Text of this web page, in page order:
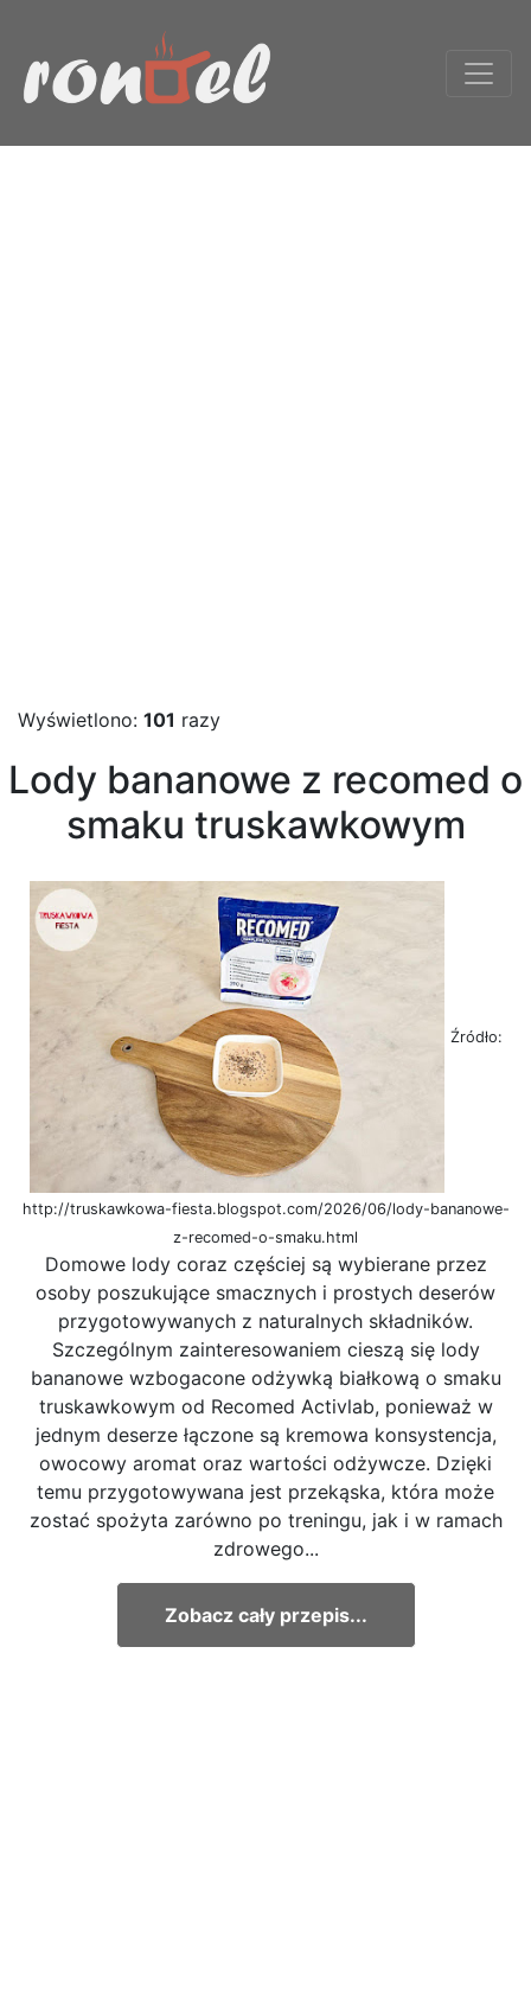
Wyświetlono: 101 razy
Lody bananowe z recomed o
smaku truskawkowym
Źródło:
http://truskawkowa-fiesta.blogspot.com/2026/06/lody-bananowe-
z-recomed-o-smaku.html
Domowe lody coraz częściej są wybierane przez
osoby poszukujące smacznych i prostych deserów
przygotowywanych z naturalnych składników.
Szczególnym zainteresowaniem cieszą się lody
bananowe wzbogacone odżywką białkową o smaku
truskawkowym od Recomed Activlab, ponieważ w
jednym deserze łączone są kremowa konsystencja,
owocowy aromat oraz wartości odżywcze. Dzięki
temu przygotowywana jest przekąska, która może
zostać spożyta zarówno po treningu, jak i w ramach
zdrowego...
Zobacz cały przepis...